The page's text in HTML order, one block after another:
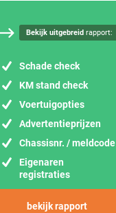
Bekijk uitgebreid rapport:
Schade check
KM stand check
Voertuigopties
Advertentieprijzen
Chassisnr. / meldcode
Eigenaren
registraties
bekijk rapport